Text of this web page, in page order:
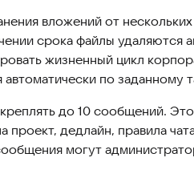
вложений от
срока файлы удаляются
жизненный цикл
по заданному
до 10 сообщений.
дедлайн, правила
могут